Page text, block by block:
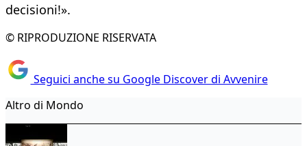
decisioni!».
© RIPRODUZIONE RISERVATA
Seguici anche su Google Discover di Avvenire
Altro di Mondo